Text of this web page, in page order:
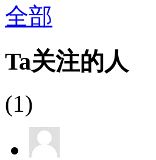
全部
Ta关注的人
(1)